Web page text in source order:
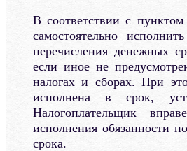
В соответствии с
самостоятельно
перечисления денежных
если иное не
налогах и сборах. При
исполнена в срок,
Налогоплательщик
исполнения обязанности
срока.